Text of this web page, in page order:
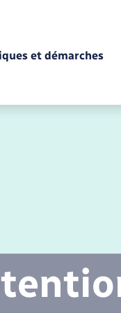
et démarches
Citoyenneté
Mariage –